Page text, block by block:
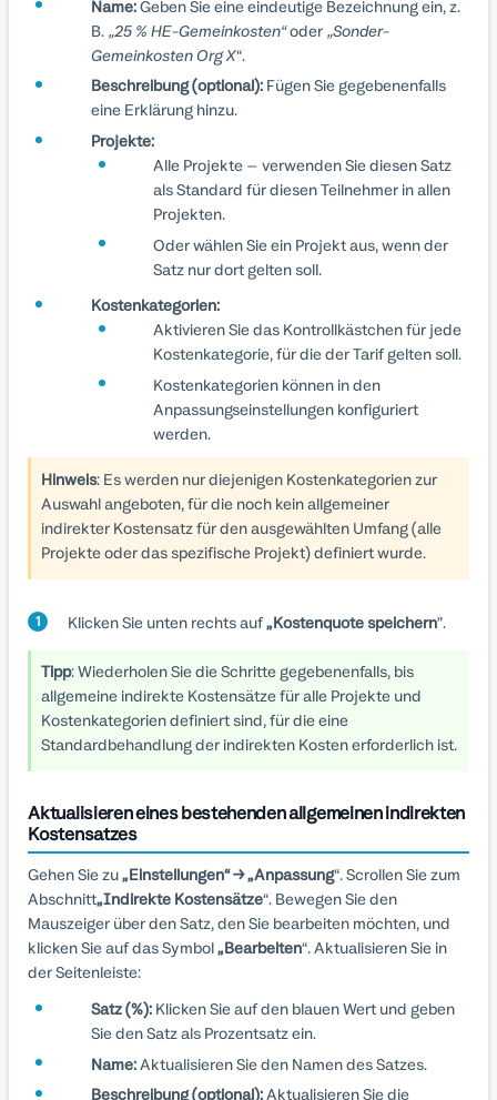
Name:Geben Sie eine eindeutige Bezeichnung ein, z.
B.„25 % HE-Gemeinkosten“oder „Sonder-
Gemeinkosten Org X“.
Beschreibung (optional): Fügen Sie gegebenenfalls
eine Erklärung hinzu.
Projekte:
Alle Projekte – verwenden Sie diesen Satz
als Standard für diesen Teilnehmer in allen
Projekten.
Oder wählen Sie ein Projekt aus, wenn der
Satz nur dort gelten soll.
Kostenkategorien:
Aktivieren Sie das Kontrollkästchen für jede
Kostenkategorie, für die der Tarif gelten soll.
Kostenkategorien können in den
Anpassungseinstellungen konfiguriert
werden.
Hinweis: Es werden nur diejenigen Kostenkategorien zur
Auswahl angeboten, für die noch kein allgemeiner
indirekter Kostensatz für den ausgewählten Umfang (alle
Projekte oder das spezifische Projekt) definiert wurde.
Klicken Sie unten rechts auf„Kostenquote speichern”.
Tipp: Wiederholen Sie die Schritte gegebenenfalls, bis
allgemeine indirekte Kostensätze für alle Projekte und
Kostenkategorien definiert sind, für die eine
Standardbehandlung der indirekten Kosten erforderlich ist.
Aktualisieren eines bestehenden allgemeinen indirekten
Kostensatzes
Gehen Sie zu„Einstellungen“ → „Anpassung“. Scrollen Sie zum
Abschnitt„Indirekte Kostensätze“. Bewegen Sie den
Mauszeiger über den Satz, den Sie bearbeiten möchten, und
klicken Sie auf das Symbol„Bearbeiten“. Aktualisieren Sie in
der Seitenleiste:
Satz (%): Klicken Sie auf den blauen Wert und geben
Sie den Satz als Prozentsatz ein.
Name:Aktualisieren Sie den Namen des Satzes.
Beschreibung (optional):Aktualisieren Sie die